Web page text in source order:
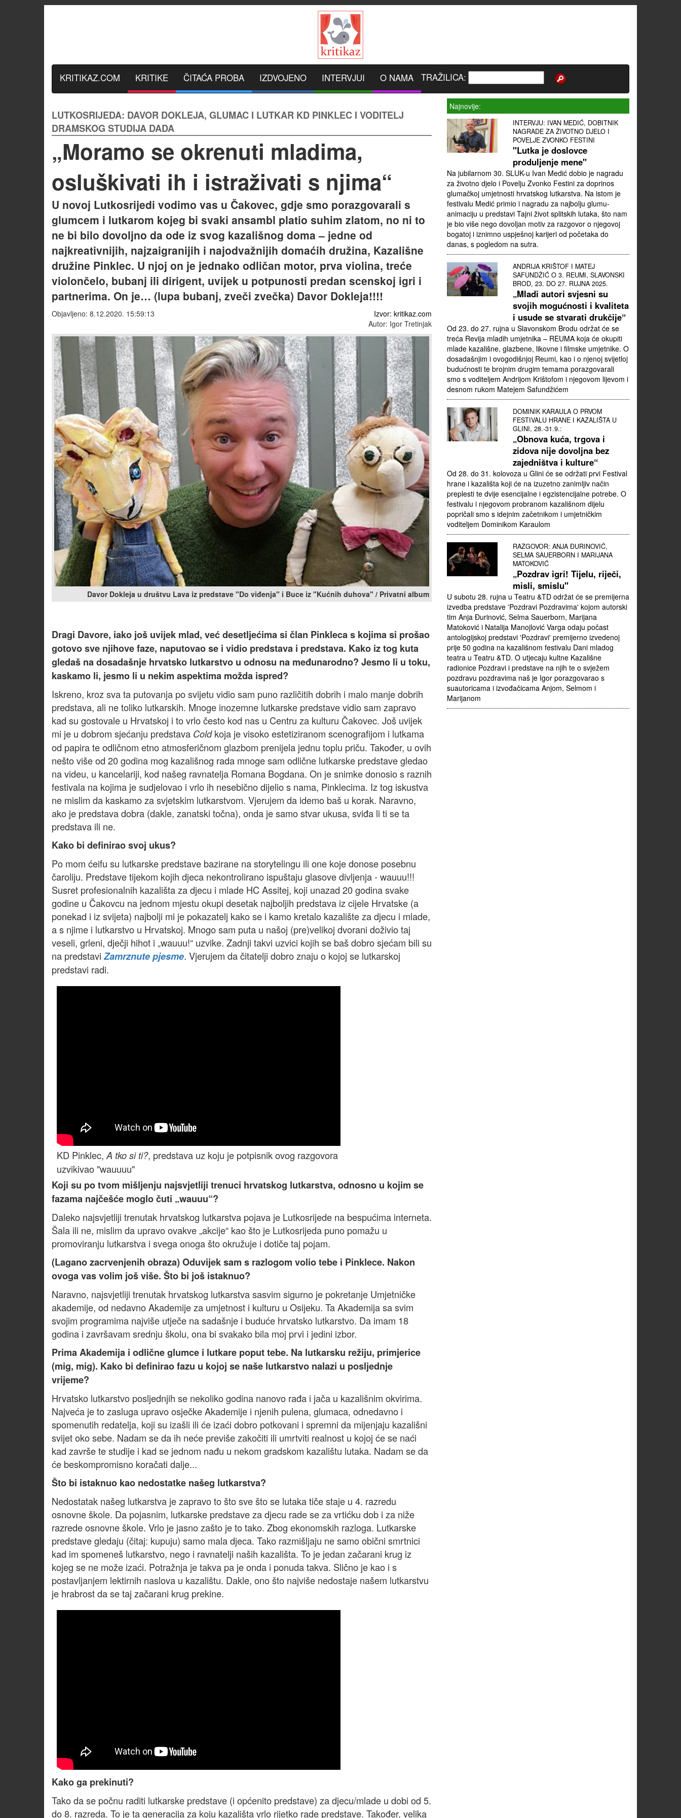
KRITIKAZ.COM KRITIKE ČITAĆA PROBA IZDVOJENO INTERVJUI O NAMA TRAŽILICA:
LUTKOSRIJEDA: DAVOR DOKLEJA, GLUMAC I LUTKAR KD PINKLEC I VODITELJ
DRAMSKOG STUDIJA DADA
„Moramo se okrenuti mladima,
osluškivati ih i istraživati s njima“
U novoj Lutkosrijedi vodimo vas u Čakovec, gdje smo porazgovarali s
glumcem i lutkarom kojeg bi svaki ansambl platio suhim zlatom, no ni to
ne bi bilo dovoljno da ode iz svog kazališnog doma – jedne od
najkreativnijih, najzaigranijih i najodvažnijih domaćih družina, Kazališne
družine Pinklec. U njoj on je jednako odličan motor, prva violina, treće
violončelo, bubanj ili dirigent, uvijek u potpunosti predan scenskoj igri i
partnerima. On je… (lupa bubanj, zveči zvečka) Davor Dokleja!!!!
Objavljeno: 8.12.2020. 15:59:13
Izvor: kritikaz.com
Autor: Igor Tretinjak
Davor Dokleja u društvu Lava iz predstave "Do viđenja" i Buce iz "Kućnih duhova" / Privatni album
Dragi Davore, iako još uvijek mlad, već desetljećima si član Pinkleca s kojima si prošao
gotovo sve njihove faze, naputovao se i vidio predstava i predstava. Kako iz tog kuta
gledaš na dosadašnje hrvatsko lutkarstvo u odnosu na međunarodno? Jesmo li u toku,
kaskamo li, jesmo li u nekim aspektima možda ispred?
Iskreno, kroz sva ta putovanja po svijetu vidio sam puno različitih dobrih i malo manje dobrih
predstava, ali ne toliko lutkarskih. Mnoge inozemne lutkarske predstave vidio sam zapravo
kad su gostovale u Hrvatskoj i to vrlo često kod nas u Centru za kulturu Čakovec. Još uvijek
mi je u dobrom sjećanju predstava Coldkoja je visoko estetiziranom scenografijom i lutkama
od papira te odličnom etno atmosferičnom glazbom prenijela jednu toplu priču. Također, u ovih
nešto više od 20 godina mog kazališnog rada mnoge sam odlične lutkarske predstave gledao
na videu, u kancelariji, kod našeg ravnatelja Romana Bogdana. On je snimke donosio s raznih
festivala na kojima je sudjelovao i vrlo ih nesebično dijelio s nama, Pinklecima. Iz tog iskustva
ne mislim da kaskamo za svjetskim lutkarstvom. Vjerujem da idemo baš u korak. Naravno,
ako je predstava dobra (dakle, zanatski točna), onda je samo stvar ukusa, sviđa li ti se ta
predstava ili ne.
Kako bi definirao svoj ukus?
Po mom ćeifu su lutkarske predstave bazirane na storytelingu ili one koje donose posebnu
čaroliju. Predstave tijekom kojih djeca nekontrolirano ispuštaju glasove divljenja - wauuu!!!
Susret profesionalnih kazališta za djecu i mlade HC Assitej, koji unazad 20 godina svake
godine u Čakovcu na jednom mjestu okupi desetak najboljih predstava iz cijele Hrvatske (a
ponekad i iz svijeta) najbolji mi je pokazatelj kako se i kamo kretalo kazalište za djecu i mlade,
a s njime i lutkarstvo u Hrvatskoj. Mnogo sam puta u našoj (pre)velikoj dvorani doživio taj
veseli, grleni, dječji hihot i „wauuu!“ uzvike. Zadnji takvi uzvici kojih se baš dobro sjećam bili su
na predstavi Zamrznute pjesme. Vjerujem da čitatelji dobro znaju o kojoj se lutkarskoj
predstavi radi.
KD Pinklec,A tko si ti?, predstava uz koju je potpisnik ovog razgovora
uzvikivao "wauuuu"
Koji su po tvom mišljenju najsvjetliji trenuci hrvatskog lutkarstva, odnosno u kojim se
fazama najčešće moglo čuti „wauuu“?
Daleko najsvjetliji trenutak hrvatskog lutkarstva pojava je Lutkosrijede na bespućima interneta.
Šala ili ne, mislim da upravo ovakve „akcije“ kao što je Lutkosrijeda puno pomažu u
promoviranju lutkarstva i svega onoga što okružuje i dotiče taj pojam.
(Lagano zacrvenjenih obraza) Oduvijek sam s razlogom volio tebe i Pinklece. Nakon
ovoga vas volim još više. Što bi još istaknuo?
Naravno, najsvjetliji trenutak hrvatskog lutkarstva sasvim sigurno je pokretanje Umjetničke
akademije, od nedavno Akademije za umjetnost i kulturu u Osijeku. Ta Akademija sa svim
svojim programima najviše utječe na sadašnje i buduće hrvatsko lutkarstvo. Da imam 18
godina i završavam srednju školu, ona bi svakako bila moj prvi i jedini izbor.
Prima Akademija i odlične glumce i lutkare poput tebe. Na lutkarsku režiju, primjerice
(mig, mig). Kako bi definirao fazu u kojoj se naše lutkarstvo nalazi u posljednje
vrijeme?
Hrvatsko lutkarstvo posljednjih se nekoliko godina nanovo rađa i jača u kazališnim okvirima.
Najveća je to zasluga upravo osječke Akademije i njenih pulena, glumaca, odnedavno i
spomenutih redatelja, koji su izašli ili će izaći dobro potkovani i spremni da mijenjaju kazališni
svijet oko sebe. Nadam se da ih neće previše zakočiti ili umrtviti realnost u kojoj će se naći
kad završe te studije i kad se jednom nađu u nekom gradskom kazalištu lutaka. Nadam se da
će beskompromisno koračati dalje...
Što bi istaknuo kao nedostatke našeg lutkarstva?
Nedostatak našeg lutkarstva je zapravo to što sve što se lutaka tiče staje u 4. razredu
osnovne škole. Da pojasnim, lutkarske predstave za djecu rade se za vrtićku dob i za niže
razrede osnovne škole. Vrlo je jasno zašto je to tako. Zbog ekonomskih razloga. Lutkarske
predstave gledaju (čitaj: kupuju) samo mala djeca. Tako razmišljaju ne samo obični smrtnici
kad im spomeneš lutkarstvo, nego i ravnatelji naših kazališta. To je jedan začarani krug iz
kojeg se ne može izaći. Potražnja je takva pa je onda i ponuda takva. Slično je kao i s
postavljanjem lektirnih naslova u kazalištu. Dakle, ono što najviše nedostaje našem lutkarstvu
je hrabrost da se taj začarani krug prekine.
Kako ga prekinuti?
Tako da se počnu raditi lutkarske predstave (i općenito predstave) za djecu/mlade u dobi od 5.
do 8. razreda. To je ta generacija za koju kazališta vrlo rijetko rade predstave. Također, velika
Najnovije:
INTERVJU: IVAN MEDIĆ, DOBITNIK
NAGRADE ZA ŽIVOTNO DJELO I
POVELJE ZVONKO FESTINI
"Lutka je doslovce
produljenje mene"
Na jubilarnom 30. SLUK-u Ivan Medić dobio je nagradu
za životno djelo i Povelju Zvonko Festini za doprinos
glumačkoj umjetnosti hrvatskog lutkarstva. Na istom je
festivalu Medić primio i nagradu za najbolju glumu-
animaciju u predstavi Tajni život splitskih lutaka, što nam
je bio više nego dovoljan motiv za razgovor o njegovoj
bogatoj i iznimno uspješnoj karijeri od početaka do
danas, s pogledom na sutra.
ANDRIJA KRIŠTOF I MATEJ
SAFUNDŽIĆ O 3. REUMI, SLAVONSKI
BROD, 23. DO 27. RUJNA 2025.
„Mladi autori svjesni su
svojih mogućnosti i kvaliteta
i usude se stvarati drukčije“
Od 23. do 27. rujna u Slavonskom Brodu održat će se
treća Revija mladih umjetnika – REUMA koja će okupiti
mlade kazališne, glazbene, likovne i filmske umjetnike. O
dosadašnjim i ovogodišnjoj Reumi, kao i o njenoj svijetloj
budućnosti te brojnim drugim temama porazgovarali
smo s voditeljem Andrijom Krištofom i njegovom lijevom i
desnom rukom Matejem Safundžićem
DOMINIK KARAULA O PRVOM
FESTIVALU HRANE I KAZALIŠTA U
GLINI, 28.-31.9.:
„Obnova kuća, trgova i
zidova nije dovoljna bez
zajedništva i kulture“
Od 28. do 31. kolovoza u Glini će se održati prvi Festival
hrane i kazališta koji će na izuzetno zanimljiv način
preplesti te dvije esencijalne i egzistencijalne potrebe. O
festivalu i njegovom probranom kazališnom dijelu
popričali smo s idejnim začetnikom i umjetničkim
voditeljem Dominikom Karaulom
RAZGOVOR: ANJA ĐURINOVIĆ,
SELMA SAUERBORN I MARIJANA
MATOKOVIĆ
„Pozdrav igri! Tijelu, riječi,
misli, smislu"
U subotu 28. rujna u Teatru &TD održat će se premijerna
izvedba predstave 'Pozdravi Pozdravima' kojom autorski
tim Anja Đurinović, Selma Sauerborn, Marijana
Matoković i Natalija Manojlović Varga odaju počast
antologijskoj predstavi 'Pozdravi' premijerno izvedenoj
prije 50 godina na kazališnom festivalu Dani mladog
teatra u Teatru &TD. O utjecaju kultne Kazališne
radionice Pozdravi i predstave na njih te o svježem
pozdravu pozdravima naš je Igor porazgovarao s
suautoricama i izvođačicama Anjom, Selmom i
Marijanom